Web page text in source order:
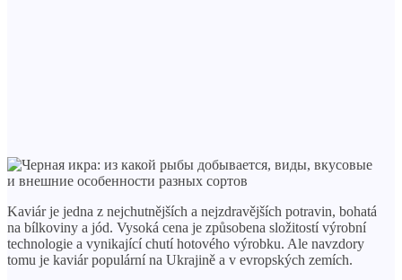
Kaviár je jedna z nejchutnějších a nejzdravějších potravin, bohatá
na bílkoviny a jód. Vysoká cena je způsobena složitostí výrobní
technologie a vynikající chutí hotového výrobku. Ale navzdory
tomu je kaviár populární na Ukrajině a v evropských zemích.